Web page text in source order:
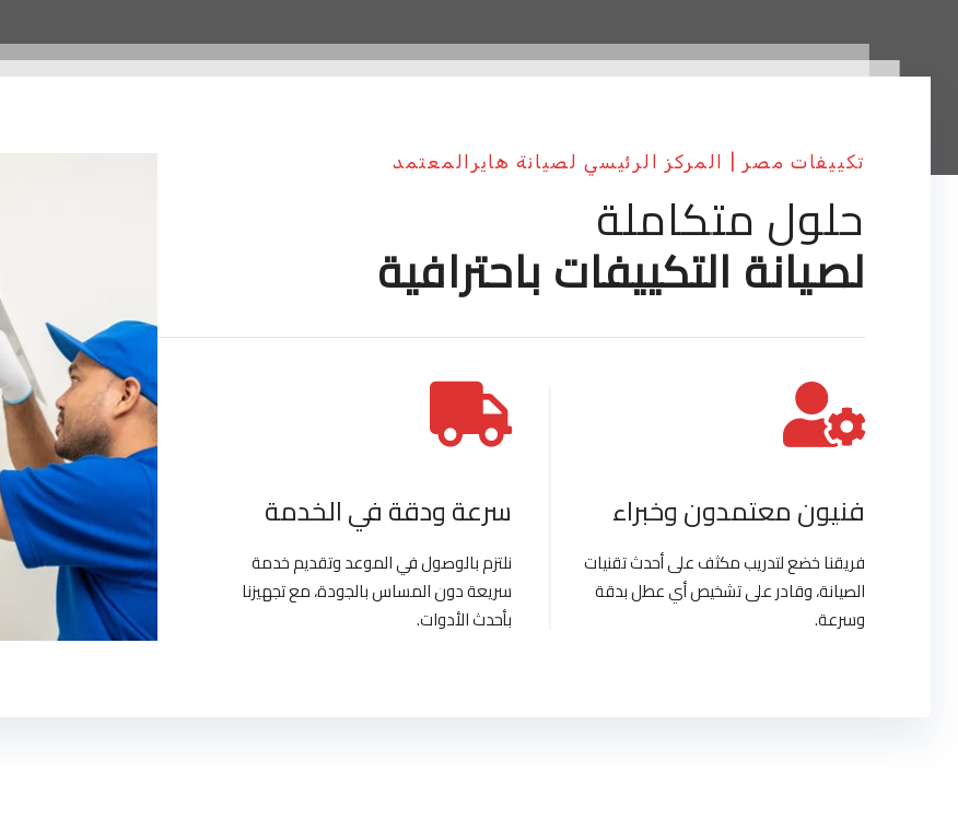
تكييفات مصر | المركز الرئيسي لصيانة هايرالمعتمد
حلول متكاملة
لصيانة التكييفات باحترافية
فنيون معتمدون وخبراء
فريقنا خضع لتدريب مكثف على أحدث تقنيات
الصيانة، وقادر على تشخيص أي عطل بدقة
وسرعة.
سرعة ودقة في الخدمة
نلتزم بالوصول في الموعد وتقديم خدمة
سريعة دون المساس بالجودة، مع تجهيزنا
بأحدث الأدوات.